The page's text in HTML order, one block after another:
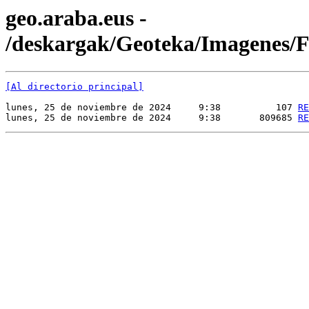
geo.araba.eus -
/deskargak/Geoteka/Imagenes/
[Al directorio principal]
lunes, 25 de noviembre de 2024     9:38          107
lunes, 25 de noviembre de 2024     9:38       809685